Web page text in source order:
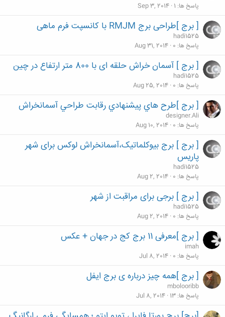
پاسخ ها 1
Sep 3, 2014
[ برج ]طراحی برج RMJM با کانسپت فرم ماهی
hadi1525
پاسخ ها 0
Aug 31, 2014
[ برج ] آسمان خراش حلقه ای با 800 متر ارتفاع در چین
hadi1525
پاسخ ها 0
Aug 25, 2014
[ برج ]طرح هاي پيشنهادي رقابت طراحي آسمانخراش
designer.Ali
پاسخ ها 0
Aug 10, 2014
[ برج ] برج بیوکلماتیک،آسمانخراش لوکس برای شهر
پاریس
hadi1525
پاسخ ها 0
Aug 2, 2014
[ برج ] برجی برای مراقبت از شهر
hadi1525
پاسخ ها 0
Aug 2, 2014
[ برج ]معرفی 11 برج کج در جهان + عکس
imah
پاسخ ها 0
Jul 8, 2014
[ برج ]همه چیز درباره ی برج ایفل
mbolooribb
پاسخ ها 13
Jul 8, 2014